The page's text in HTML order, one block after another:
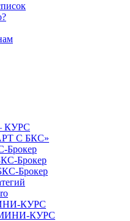
КУРС
С БКС»
Брокер
Брокер
Брокер
КУРС
МИНИ-КУРС